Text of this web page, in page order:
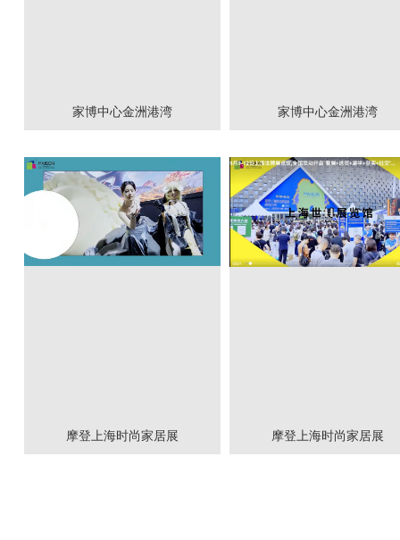
家博中心金洲港湾 家博中心金洲港湾
摩登上海时尚家居展 摩登上海时尚家居展